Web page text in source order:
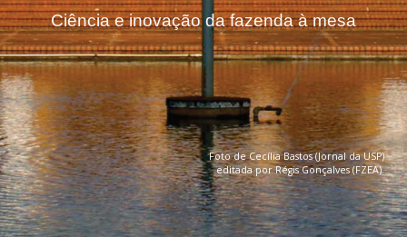
Ciência e inovação da fazenda à mesa
Foto de Cecília Bastos (Jornal da USP)
editada por Régis Gonçalves (FZEA)